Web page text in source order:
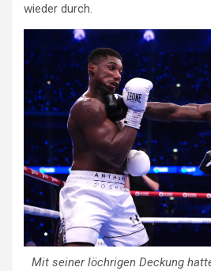
wieder durch.
Mit seiner löchrigen Deckung